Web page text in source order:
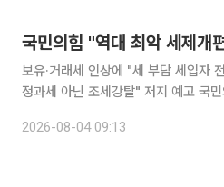
국민의힘 "역대 최악 세제
보유·거래세 인상에 "세 부담 세입자
정과세 아닌 조세강탈" 저지 예고 국민의힘이 정부의 2026년 세제개편안에 대해 '역대 최악의 세제
일 오후 국회 소통관에서 긴급 기자회
2026-08-04 09:13